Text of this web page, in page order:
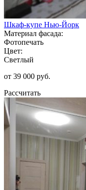
Шкаф-купе Нью-Йорк
Материал фасада:
Фотопечать
Цвет:
Светлый
от 39 000 руб.
Рассчитать